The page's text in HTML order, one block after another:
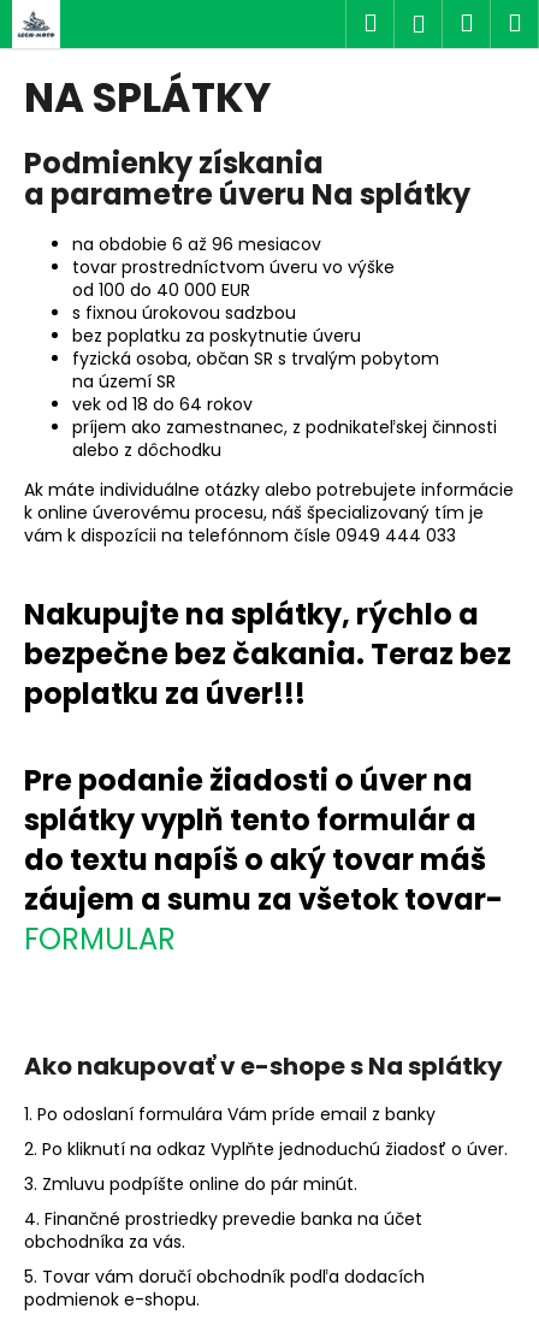
Prejsť
na
obsah
Hľadať
NA SPLÁTKY
Podmienky získania
a parametre úveru Na splátky
na obdobie 6 až 96 mesiacov
tovar prostredníctvom úveru vo výške
od 100 do 40 000 EUR
s fixnou úrokovou sadzbou
bez poplatku za poskytnutie úveru
fyzická osoba, občan SR s trvalým pobytom
na území SR
vek od 18 do 64 rokov
príjem ako zamestnanec, z podnikateľskej činnosti
alebo z dôchodku
Ak máte individuálne otázky alebo potrebujete informácie
k online úverovému procesu, náš špecializovaný tím je
vám k dispozícii na telefónnom čísle 0949 444 033
Nakupujte na splátky, rýchlo a
bezpečne bez čakania. Teraz bez
poplatku za úver!!!
Pre podanie žiadosti o úver na
splátky vyplň tento formulár a
do textu napíš o aký tovar máš
záujem a sumu za všetok tovar-
FORMULAR
Ako nakupovať v e-shope s Na splátky
1. Po odoslaní formulára Vám príde email z banky
2. Po kliknutí na odkaz Vyplňte jednoduchú žiadosť o úver.
3. Zmluvu podpíšte online do pár minút.
4. Finančné prostriedky prevedie banka na účet
obchodníka za vás.
5. Tovar vám doručí obchodník podľa dodacích
podmienok e-shopu.
o
o
p
t
e
n
j
s
ť
?
HĽADAŤ
O
d
ú
č
a
m
e
E-
MOTO-
X9:
ELEKTRICKÝ
MOTOCYKEL
NOVEJ